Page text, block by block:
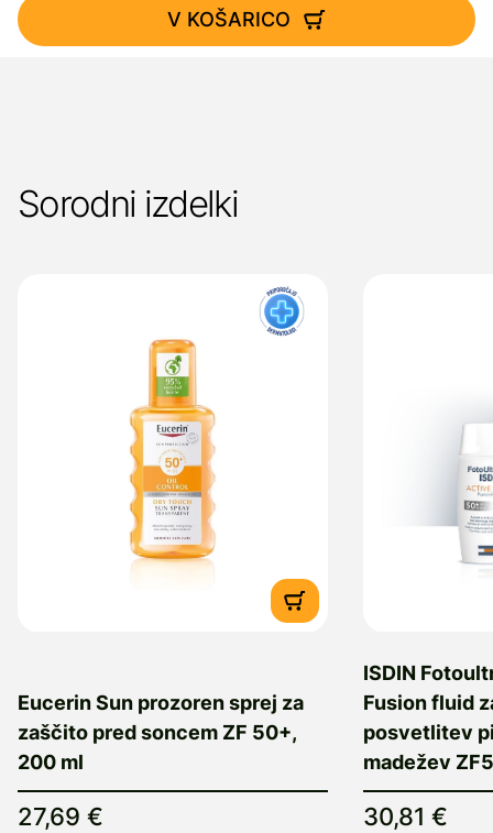
V KOŠARICO
Sorodni izdelki
Eucerin Sun prozoren sprej za
zaščito pred soncem ZF 50+,
200 ml
27,69 €
ISDIN
Fusion fluid
posvetlitev
madežev
30,81 €